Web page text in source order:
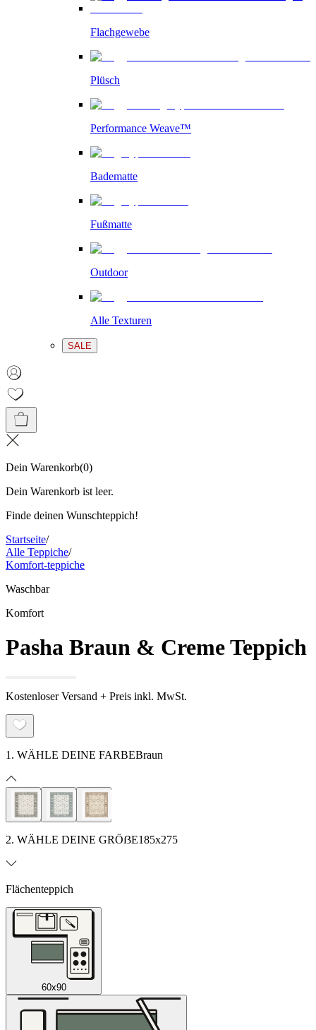
Flachgewebe
Plüsch
Performance Weave™
Badematte
Fußmatte
Outdoor
Alle Texturen
SALE
Dein Warenkorb(0)
Dein Warenkorb ist leer.
Finde deinen Wunschteppich!
Startseite/
Alle Teppiche/
Komfort-teppiche
Waschbar
Komfort
Pasha Braun & Creme Teppich
Kostenloser Versand + Preis inkl. MwSt.
1. WÄHLE DEINE FARBEBraun
2. WÄHLE DEINE GRÖẞE185x275
Flächenteppich
60x90